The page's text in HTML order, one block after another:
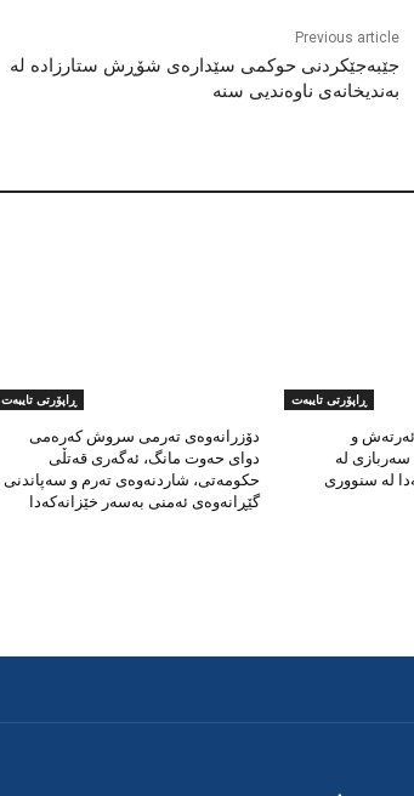
Previous article
جێبەجێکردنی حوکمی سێدارەی شۆڕش ستارزادە لە
بەندیخانەی ناوەندیی سنە
ڕاپۆرتی تایبەت
و
سەربازی لە
لە سنووری
ڕاپۆرتی تایبەت
دۆزرانەوەی تەرمی سروش کەرەمی
دوای حەوت مانگ، ئەگەری قەتڵی
حکومەتی، شاردنەوەی تەرم و سەپاندنی
گێڕانەوەی ئەمنی بەسەر خێزانەکەدا